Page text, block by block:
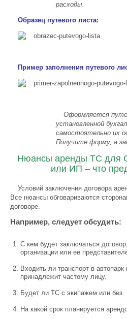
расходы.
Образец путевого листа:
Пример заполнения путевого
Оформляется
установленной
самостоятельно их
Получите форму, а
Нюансы аренды ТС для
или ИП – что
Условий заключения договора
Все нюансы обговариваются
договоре.
Например, следует обсудить:
С кем будет заключаться
организации или ее
Входить ли транспорт в
принадлежит частому лицу.
Будет ли ТС с экипажем или без.
На какой срок планируется